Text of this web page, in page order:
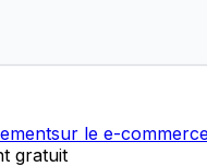
sur le e-
gratuit